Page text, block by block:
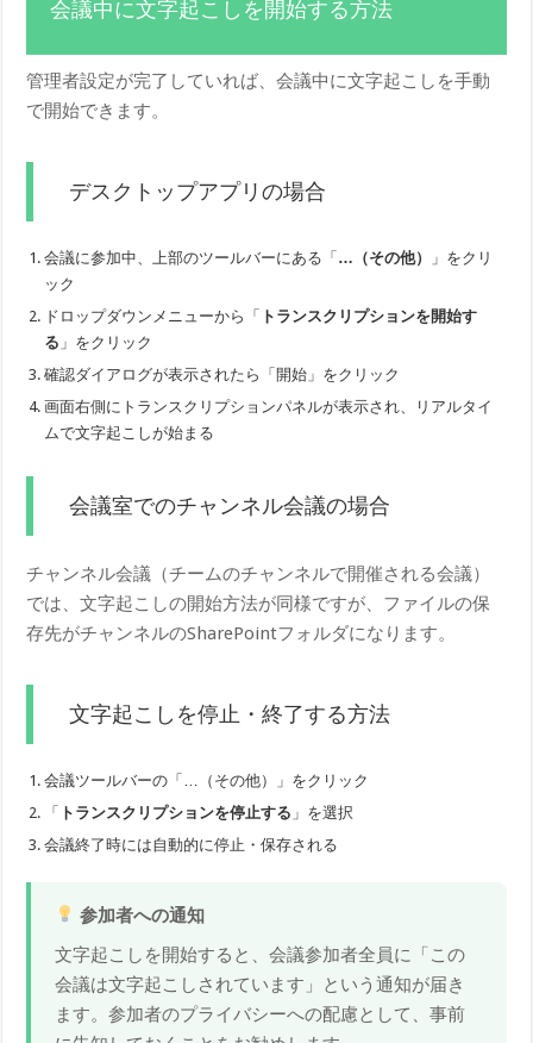
会議中に文字起こしを開始する方法
管理者設定が完了していれば、会議中に文字起こしを手動
で開始できます。
デスクトップアプリの場合
会議に参加中、上部のツールバーにある「…（その他）
」をクリ
ック
ドロップダウンメニューから「 トランスクリプションを開始す
る 」をクリック
確認ダイアログが表示されたら「開始」をクリック
画面右側にトランスクリプションパネルが表示され、リアルタイ
ムで文字起こしが始まる
会議室でのチャンネル会議の場合
チャンネル会議（チームのチャンネルで開催される会議）
では、文字起こしの開始方法が同様ですが、ファイルの保
存先がチャンネルのSharePointフォルダになります。
文字起こしを停止・終了する方法
会議ツールバーの「…（その他）」をクリック
「 トランスクリプションを停止する 」を選択
会議終了時には自動的に停止・保存される
参加者への通知
文字起こしを開始すると、会議参加者全員に「この
会議は文字起こしされています」という通知が届き
ます。参加者のプライバシーへの配慮として、事前